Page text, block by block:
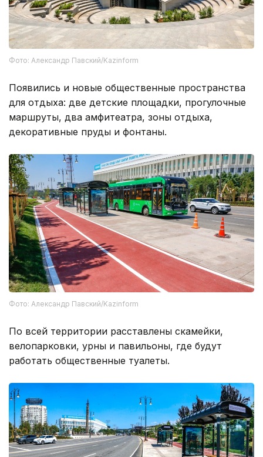
Фото: Александр Павский/Kazinform
Появились и новые общественные пространства
для отдыха: две детские площадки, прогулочные
маршруты, два амфитеатра, зоны отдыха,
декоративные пруды и фонтаны.
Фото: Александр Павский/Kazinform
По всей территории расставлены скамейки,
велопарковки, урны и павильоны, где будут
работать общественные туалеты.